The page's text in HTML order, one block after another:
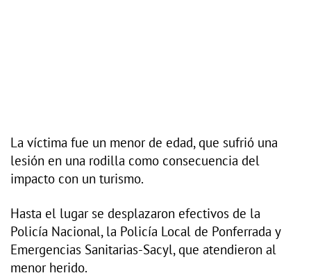
La víctima fue un menor de edad, que sufrió una
lesión en una rodilla como consecuencia del
impacto con un turismo.
Hasta el lugar se desplazaron efectivos de la
Policía Nacional, la Policía Local de Ponferrada y
Emergencias Sanitarias-Sacyl, que atendieron al
menor herido.